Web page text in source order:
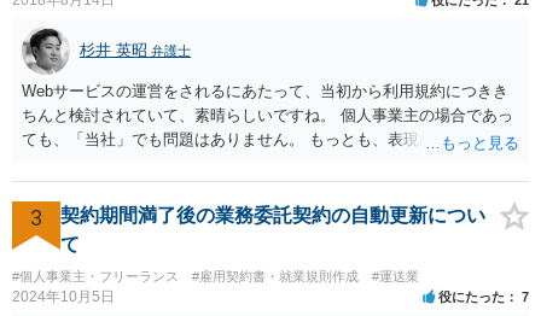
害します。その商品が流通すれば商標権（ロゴマーク等）に対する一
般消費者の信頼も害することになります。また、本来商標権者に入る
べき利益が入らないことになります。 修理だけではそのような問題は
生じません。
杉井 英昭 弁護士
Webサービスの運営をされるにあたって、当初から利用規約につきき
ちんと検討されていて、素晴らしいですね。 個人事業主の場合であっ
ても、「当社」でも問題はありません。 もっとも、表現に違和感があ
さんが「ABCウェブサービス」の屋号で事業を運営する際には、「当
社」の代わりに「ABCウェブサービス」とか「ABCWS」を使う等で
す。
3
契約期間満了後の業務委託契約の自動更新につい
て
#個人事業主・フリーランス #雇用契約書・就業規則作成 #運送業
2024年10月5日 役にたった 7